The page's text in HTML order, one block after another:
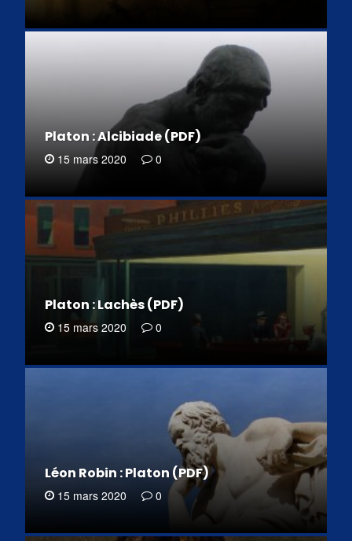
Platon : Alcibiade (PDF)
15 mars 2020 0
Platon : Lachès (PDF)
15 mars 2020 0
Léon Robin : Platon (PDF)
15 mars 2020 0